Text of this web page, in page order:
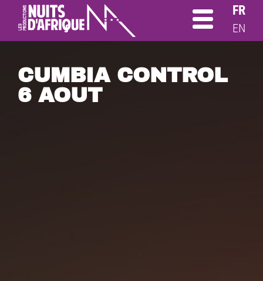
FR
EN
CUMBIA CONTROL
6 AOUT